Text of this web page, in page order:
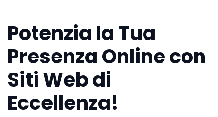
Potenzia la Tua
Presenza Online con
Siti Web di
Eccellenza!